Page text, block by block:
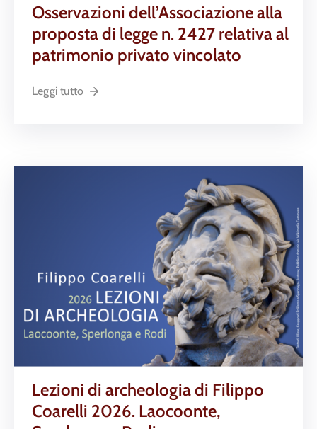
Osservazioni dell’Associazione alla
proposta di legge n. 2427 relativa al
patrimonio privato vincolato
Leggi tutto
Lezioni di archeologia di Filippo
Coarelli 2026. Laocoonte,